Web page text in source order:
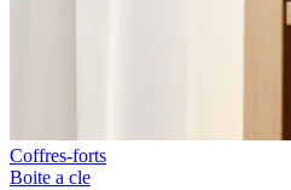
Coffres-forts
Boite a cle